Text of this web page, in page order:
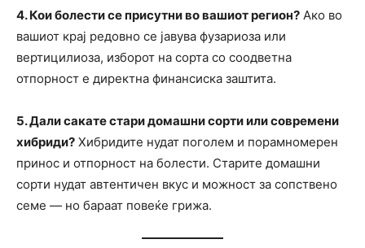
4. Кои болести се присутни во вашиот регион? Ако во
вашиот крај редовно се јавува фузариоза или
вертицилиоза, изборот на сорта со соодветна
отпорност е директна финансиска заштита.
5. Дали сакате стари домашни сорти или современи
хибриди? Хибридите нудат поголем и порамномерен
принос и отпорност на болести. Старите домашни
сорти нудат автентичен вкус и можност за сопствено
семе — но бараат повеќе грижа.